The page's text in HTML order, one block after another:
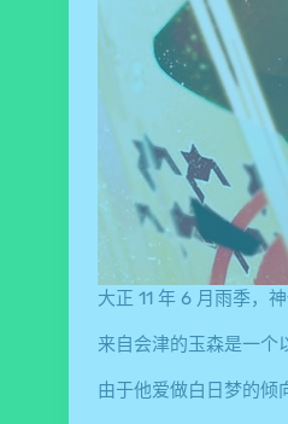
大正 11 年 6 月雨季，
来自会津的玉森是一个
由于他爱做白日梦的倾